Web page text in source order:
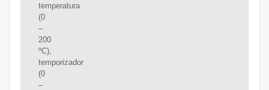
temperatura
(0
–
200
ºC),
temporizador
(0
–